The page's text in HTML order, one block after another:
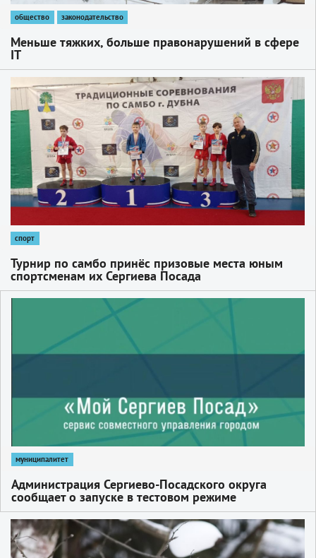
общество законодательство
Меньше тяжких, больше правонарушений в сфере
IT
спорт
Турнир по самбо принёс призовые места юным
спортсменам их Сергиева Посада
муниципалитет
Администрация Сергиево-Посадского округа
сообщает о запуске в тестовом режиме
мобильного приложения «Мой Сергиев Посад»
1